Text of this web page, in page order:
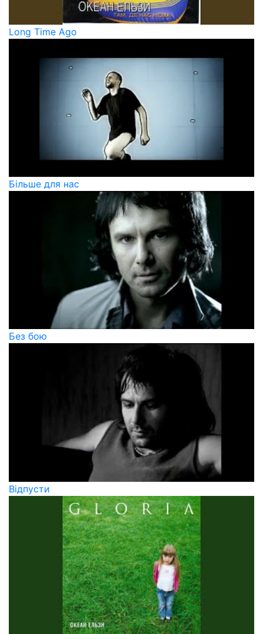
Long Time Ago
Більше для нас
Без бою
Вiдпусти